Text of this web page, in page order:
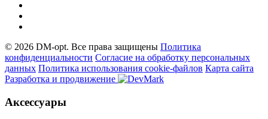
© 2026 DM-opt. Все права защищены Политика
конфиденциальности Согласие на обработку персональных
данных Пoлитикa иcпoльзoвaния cookie-фaйлoв Карта сайта
Разработка и продвижение
Аксессуары